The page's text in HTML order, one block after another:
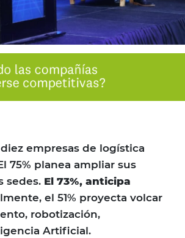
empresas de logística
75% planea ampliar sus
sedes. El 73%, anticipa
el 51% proyecta volcar
robotización,
Artificial.